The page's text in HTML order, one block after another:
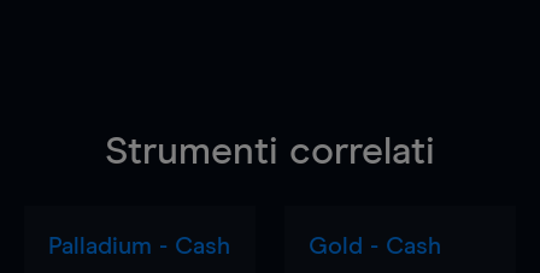
Strumenti correlati
Palladium - Cash Gold - Cash